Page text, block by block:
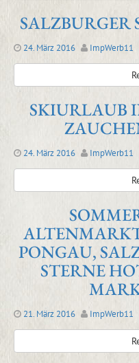
SALZBURGER
24. März 2016 ImpWerb11
SKIURLAUB
24. März 2016 ImpWerb11
PONGAU,
STERNE
21. März 2016 ImpWerb11